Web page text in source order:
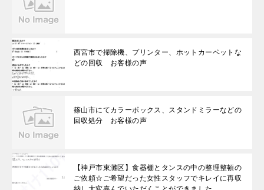
西宮市で掃除機、プリンター、ホットカーペットな
どの回収 お客様の声
篠山市にてカラーボックス、スタンドミラーなどの
回収処分 お客様の声
【神戸市東灘区】食器棚とタンスの中の整理整頓の
ご依頼☆ご希望だった女性スタッフでキレイに再収